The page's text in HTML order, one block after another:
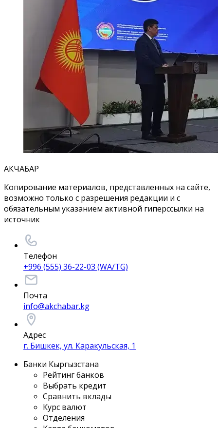
АКЧАБАР
Копирование материалов, представленных на сайте,
возможно только с разрешения редакции и с
обязательным указанием активной гиперссылки на
источник
Телефон
+996 (555) 36-22-03 (WA/TG)
Почта
info@akchabar.kg
Адрес
г. Бишкек, ул. Каракульская, 1
Банки Кыргызстана
Рейтинг банков
Выбрать кредит
Сравнить вклады
Курс валют
Отделения